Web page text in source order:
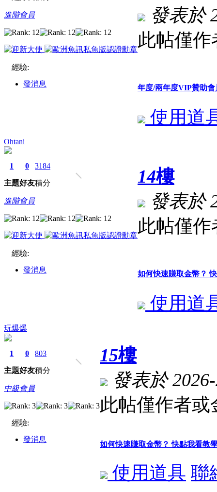
進階會員
經驗:
發消息
發表於
此帖僅
年度/兩年度VIP贊助
使用道
Ohtani
1
主題
0
好友
3184
積分
進階會員
經驗:
發消息
14樓
發表於
此帖僅
如何快速賺取金幣？
使用道
玩爆爆
1
主題
0
好友
803
積分
中級會員
經驗:
發消息
15樓
發表於
此帖僅作者或
如何快速賺取金幣？ 快點我看教
使用道具 聯